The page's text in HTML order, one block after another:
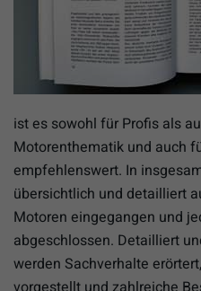
ist es sowohl für Profis als
Motorenthematik und auch
empfehlenswert. In
übersichtlich und detailliert
Motoren eingegangen und
abgeschlossen. Detailliert
werden Sachverhalte